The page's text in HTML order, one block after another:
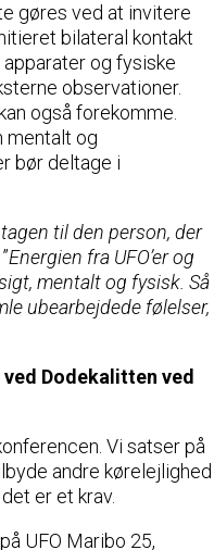
gøres ved at invitere
bilateral kontakt
og fysiske
observationer.
også forekomme.
mentalt og
bør deltage i
til den person, der
Energien fra UFO’er og
mentalt og fysisk. Så
ubearbejdede følelser,
Dodekalitten ved
Vi satser på
andre kørelejlighed
er et krav.
UFO Maribo 25,